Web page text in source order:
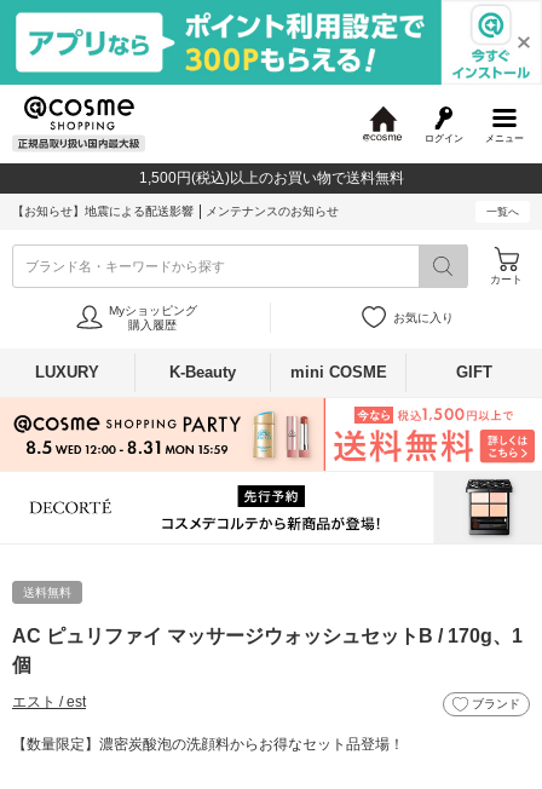
メニュー
ログイン
c
o
1,500円(税込)以上のお買い物で送料無料
【お知らせ】 地震による配送影響 メンテナンスのお知らせ 一覧へ
ブランド名・キーワードから探す
カート
Myショッピング
購入履歴
お気に入り
LUXURY K-Beauty mini COSME GIFT
送料無料
AC ピュリファイ マッサージウォッシュセットB / 170g、1
個
エスト / est ブランド
【数量限定】濃密炭酸泡の洗顔料からお得なセット品登場！